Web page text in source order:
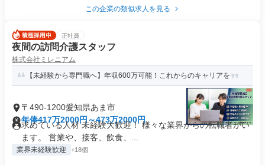
この企業の類似求人を見る
正社員
夜間の訪問介護スタッフ
株式会社ミレニアム
【未経験から専門職へ】年収600万可能！これからのキャリアを
〒490-1200愛知県あま市
年俸417万2000円～473万2000円
求めている人材 未経験大歓迎！ 様々な業界からの転職者がい
ます。 営業や、接客、飲食、...
業界未経験歓迎 +18個